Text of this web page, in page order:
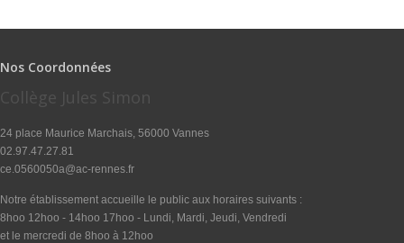
Nos Coordonnées
Collège Jules Simon
24 place Maurice Marchais, 56000 Vannes
02.97.47.27.81
ce.0560050a@ac-rennes.fr
Notre établissement accueille le public aux horaires suivants :
8hoo 12hoo - 14hoo 17hoo - Lundi, Mardi, Jeudi, Vendredi
et le mercredi de 8hoo à 12hoo